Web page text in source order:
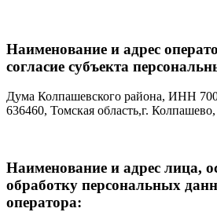
Наименование и адрес
согласие субъекта
Дума Колпашевского района, ИНН
636460, Томская область,г.
Наименование и адрес лица,
обработку персональных
оператора: